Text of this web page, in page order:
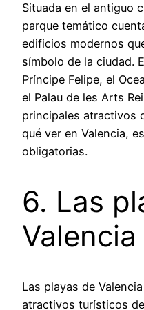
Situada en el antiguo
parque temático
edificios modernos
símbolo de la ciudad.
Príncipe Felipe, el
el Palau de les Arts
principales atractivos
qué ver en Valencia,
obligatorias.
6. Las
Valencia
Las playas de
atractivos turísticos